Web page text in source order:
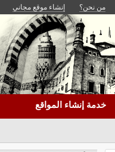
من نحن؟ إنشاء موقع مجاني
خدمة إنشاء المواقع